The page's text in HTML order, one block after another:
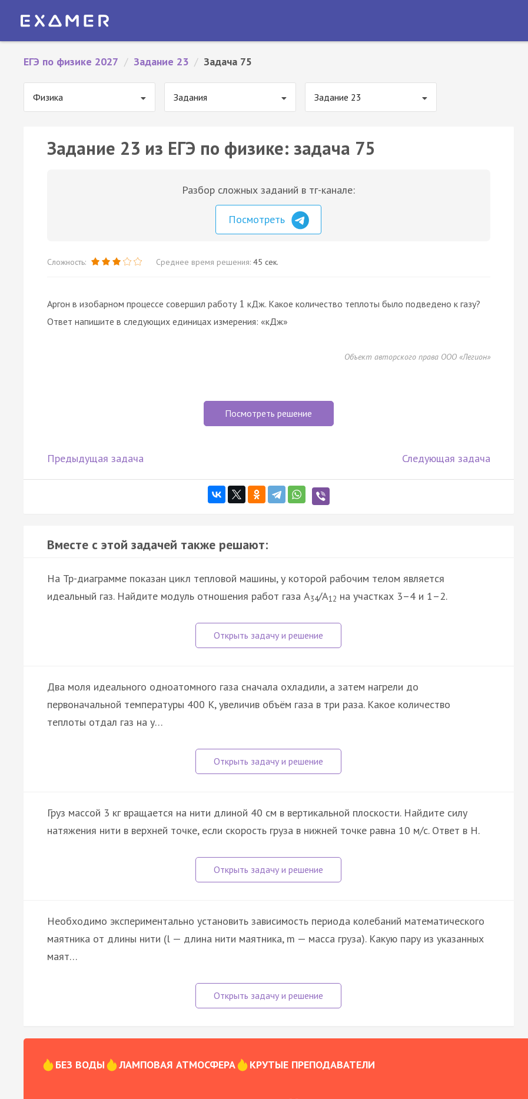
ЕГЭ по физике 2027 / Задание 23 / Задача 75
Физика Задания Задание 23
Задание 23 из ЕГЭ по физике: задача 75
Разбор сложных заданий в тг-канале:
Посмотреть
Сложность: Среднее время решения: 45 сек.
Аргон в изобарном процессе совершил работу 1 кДж. Какое количество теплоты было подведено к газу?
Ответ напишите в следующих единицах измерения: «кДж»
Объект авторского права ООО «Легион»
Посмотреть решение
Предыдущая задача Следующая задача
Вместе с этой задачей также решают:
На Tp-диаграмме показан цикл тепловой машины, у которой рабочим телом является
идеальный газ. Найдите модуль отношения работ газа A34/A12 на участках 3–4 и 1–2.
Два моля идеального одноатомного газа сначала охладили, а затем нагрели до
первоначальной температуры 400 К, увеличив объём газа в три раза. Какое количество
теплоты отдал газ на у…
Груз массой 3 кг вращается на нити длиной 40 см в вертикальной плоскости. Найдите силу
натяжения нити в верхней точке, если скорость груза в нижней точке равна 10 м/с. Ответ в Н.
Необходимо экспериментально установить зависимость периода колебаний математического
маятника от длины нити (l — длина нити маятника, m — масса груза). Какую пару из указанных
маят…
БЕЗ ВОДЫ ЛАМПОВАЯ АТМОСФЕРА КРУТЫЕ ПРЕПОДАВАТЕЛИ